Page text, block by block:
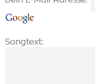
Songtext: